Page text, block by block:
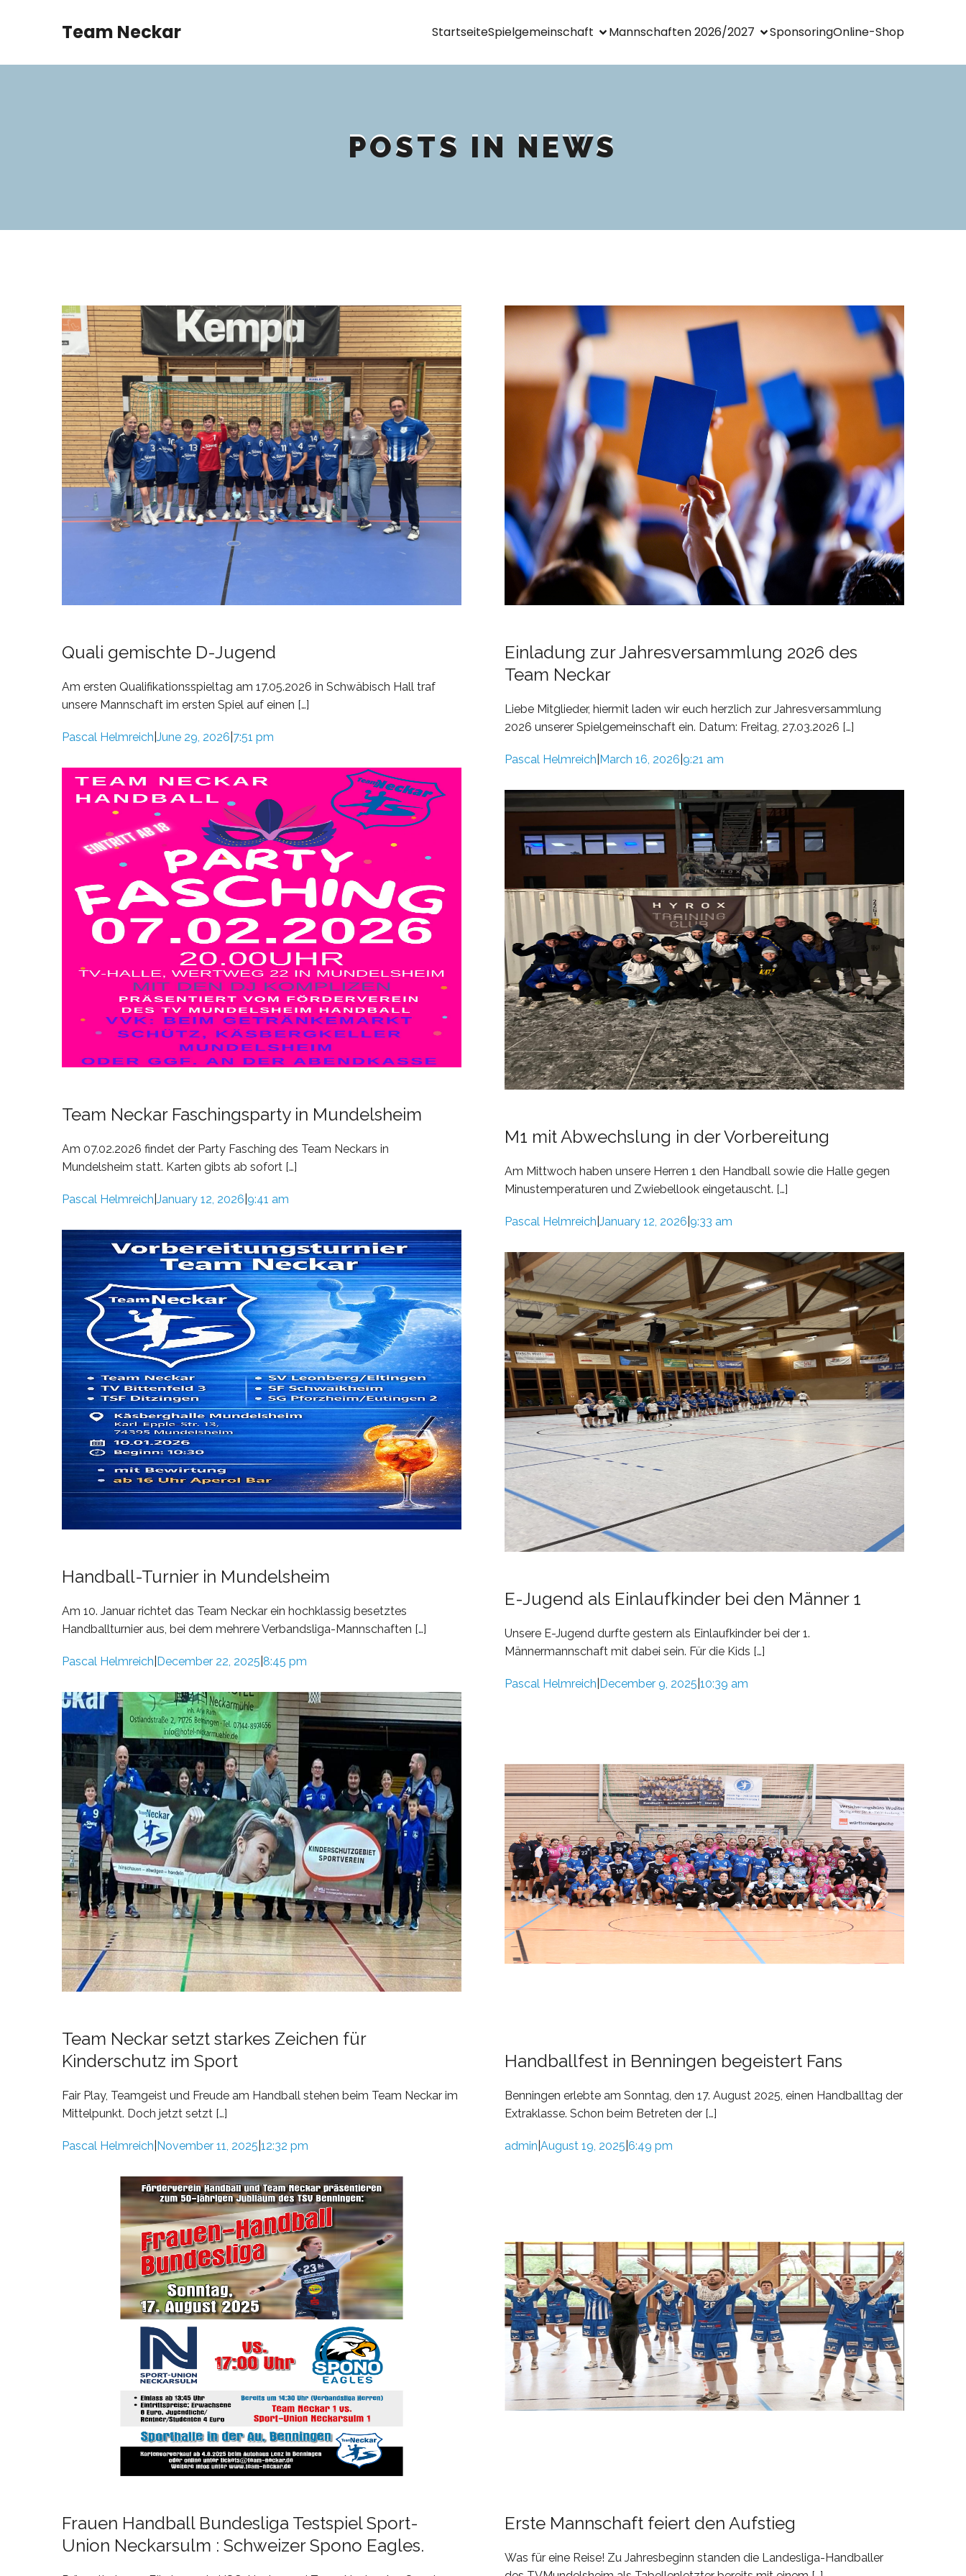
Team Neckar StartseiteSpielgemeinschaft Mannschaften 2026/2027 SponsoringOnline-Shop
POSTS IN NEWS
Quali gemischte D-Jugend
Am ersten Qualifikationsspieltag am 17.05.2026 in Schwäbisch Hall traf
unsere Mannschaft im ersten Spiel auf einen […]
Pascal Helmreich June 29, 2026 7:51 pm
Einladung zur Jahresversammlung 2026 des
Team Neckar
Liebe Mitglieder, hiermit laden wir euch herzlich zur Jahresversammlung
2026 unserer Spielgemeinschaft ein. Datum: Freitag, 27.03.2026 […]
Pascal Helmreich March 16, 2026 9:21 am
Team Neckar Faschingsparty in Mundelsheim
Am 07.02.2026 findet der Party Fasching des Team Neckars in
Mundelsheim statt. Karten gibts ab sofort […]
Pascal Helmreich January 12, 2026 9:41 am
M1 mit Abwechslung in der Vorbereitung
Am Mittwoch haben unsere Herren 1 den Handball sowie die Halle gegen
Minustemperaturen und Zwiebellook eingetauscht. […]
Pascal Helmreich January 12, 2026 9:33 am
Handball-Turnier in Mundelsheim
Am 10. Januar richtet das Team Neckar ein hochklassig besetztes
Handballturnier aus, bei dem mehrere Verbandsliga-Mannschaften […]
Pascal Helmreich December 22, 2025 8:45 pm
E-Jugend als Einlaufkinder bei den Männer 1
Unsere E-Jugend durfte gestern als Einlaufkinder bei der 1.
Männermannschaft mit dabei sein. Für die Kids […]
Pascal Helmreich December 9, 2025 10:39 am
Team Neckar setzt starkes Zeichen für
Kinderschutz im Sport
Fair Play, Teamgeist und Freude am Handball stehen beim Team Neckar im
Mittelpunkt. Doch jetzt setzt […]
Pascal Helmreich November 11, 2025 12:32 pm
Handballfest in Benningen begeistert Fans
Benningen erlebte am Sonntag, den 17. August 2025, einen Handballtag der
Extraklasse. Schon beim Betreten der […]
admin August 19, 2025 6:49 pm
Frauen Handball Bundesliga Testspiel Sport-
Union Neckarsulm : Schweizer Spono Eagles.
Erste Mannschaft feiert den Aufstieg
Was für eine Reise! Zu Jahresbeginn standen die Landesliga-Handballer